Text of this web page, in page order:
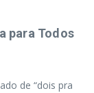
para Todos
de “dois pra